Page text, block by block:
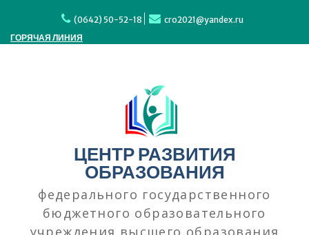
содержимому
(0642) 50-52-18
cro2021@yandex.ru
ГОРЯЧАЯ ЛИНИЯ
ЦЕНТР РАЗВИТИЯ
ОБРАЗОВАНИЯ
федерального государственного
бюджетного образовательного
учреждения высшего образования